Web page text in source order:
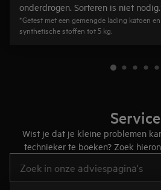
onderdrogen. Sorteren is niet
*Getest met een gemengde lading katoen en
synthetische stoffen tot 5 kg.
Service
Wist je dat je kleine problemen
technieker te boeken? Zoek